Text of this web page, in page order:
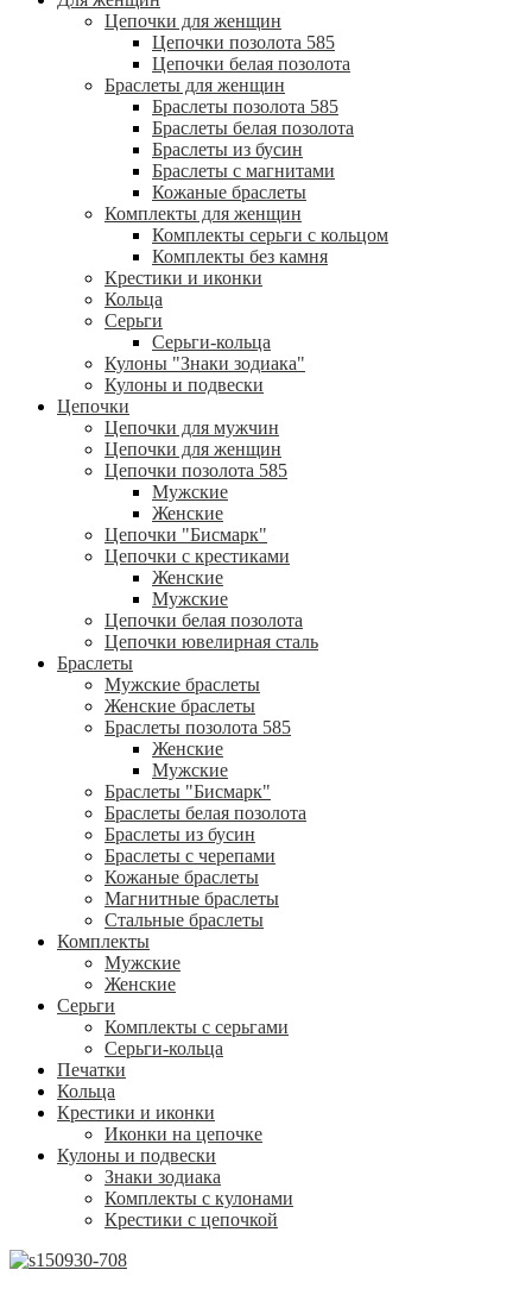
Цепочки для женщин
Цепочки позолота 585
Цепочки белая позолота
Браслеты для женщин
Браслеты позолота 585
Браслеты белая позолота
Браслеты из бусин
Браслеты с магнитами
Кожаные браслеты
Комплекты для женщин
Комплекты серьги с кольцом
Комплекты без камня
Крестики и иконки
Кольца
Серьги
Серьги-кольца
Кулоны "Знаки зодиака"
Кулоны и подвески
Цепочки
Цепочки для мужчин
Цепочки для женщин
Цепочки позолота 585
Мужские
Женские
Цепочки "Бисмарк"
Цепочки с крестиками
Женские
Мужские
Цепочки белая позолота
Цепочки ювелирная сталь
Браслеты
Мужские браслеты
Женские браслеты
Браслеты позолота 585
Женские
Мужские
Браслеты "Бисмарк"
Браслеты белая позолота
Браслеты из бусин
Браслеты с черепами
Кожаные браслеты
Магнитные браслеты
Стальные браслеты
Комплекты
Мужские
Женские
Серьги
Комплекты с серьгами
Серьги-кольца
Печатки
Кольца
Крестики и иконки
Иконки на цепочке
Кулоны и подвески
Знаки зодиака
Комплекты с кулонами
Крестики с цепочкой